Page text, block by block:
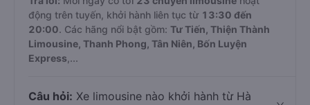
động trên tuyến, khởi hành liên tục từ 13:30 đến
20:00. Các hãng nổi bật gồm: Tư Tiến, Thiện Thành
Limousine, Thanh Phong, Tân Niên, Bốn Luyện
Express ,...
Câu hỏi: Xe limousine nào khởi hành từ Hà